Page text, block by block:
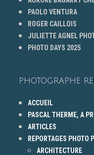
PAOLO VENTURA
ROGER CAILLOIS
JULIETTE AGNEL
PHOTO DAYS 2025
PHOTOGRAPHE
ACCUEIL
PASCAL THERME, A
ARTICLES
REPORTAGES PHOTO
ARCHITECTURE